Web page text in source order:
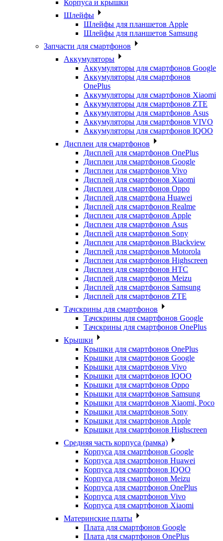
Корпуса и крышки
Шлейфы
Шлейфы для планшетов Apple
Шлейфы для планшетов Samsung
Запчасти для смартфонов
Аккумуляторы
Аккумуляторы для смартфонов Google
Аккумуляторы для смартфонов
OnePlus
Аккумуляторы для смартфонов Xiaomi
Аккумуляторы для смартфонов ZTE
Аккумуляторы для cмартфонов Asus
Аккумуляторы для смартфонов VIVO
Аккумуляторы для смартфонов IQOO
Дисплеи для смартфонов
Дисплей для смартфонов OnePlus
Дисплеи для смартфонов Google
Дисплеи для смартфонов Vivo
Дисплей для смартфонов Xiaomi
Дисплеи для смартфонов Oppo
Дисплей для смартфона Huawei
Дисплей для смартфонов Realme
Дисплеи для смартфонов Apple
Дисплеи для смартфонов Asus
Дисплей для смартфонов Sony
Дисплеи для смартфонов Blackview
Дисплей для смартфонов Motorola
Дисплеи для смартфонов Highscreen
Дисплеи для смартфонов HTC
Дисплей для смартфонов Meizu
Дисплей для смартфонов Samsung
Дисплей для смартфонов ZTE
Тачскрины для смартфонов
Тачскрины для смартфонов Google
Тачскрины для смартфонов OnePlus
Крышки
Крышки для смартфонов OnePlus
Крышки для смартфонов Google
Крышки для смартфонов Vivo
Крышки для смартфонов IQOO
Крышки для смартфонов Oppo
Крышки для смартфонов Samsung
Крышки для смартфонов Xiaomi, Poco
Крышки для смартфонов Sony
Крышки для смартфонов Apple
Крышки для смартфонов Highscreen
Средняя часть корпуса (рамка)
Корпуса для смартфонов Google
Корпуса для смартфонов Huawei
Корпуса для смартфонов IQOO
Корпуса для смартфонов Meizu
Корпуса для смартфонов OnePlus
Корпуса для смартфонов Vivo
Корпуса для смартфонов Xiaomi
Материнские платы
Плата для смартфонов Google
Плата для смартфонов OnePlus